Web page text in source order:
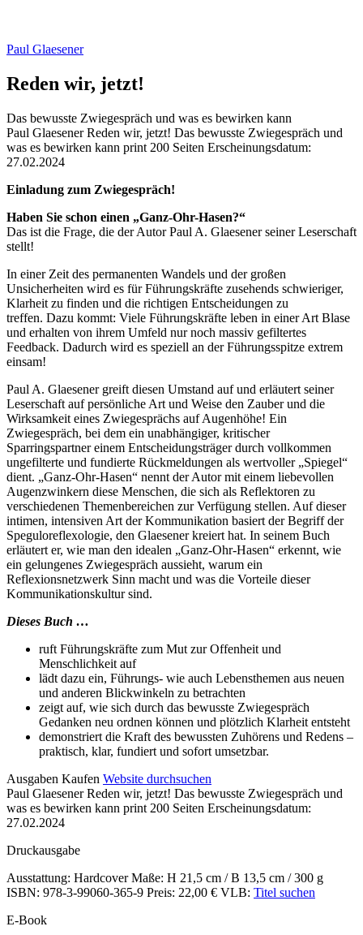
Paul Glaesener
Reden wir, jetzt!
Das bewusste Zwiegespräch und was es bewirken kann
Beschreibung
Paul Glaesener Reden wir, jetzt! Das bewusste Zwiegespräch und
was es bewirken kann print 200 Seiten Erscheinungsdatum:
27.02.2024
Beschreibung
Einladung zum Zwiegespräch!
Haben Sie schon einen „Ganz-Ohr-Hasen?“
Das ist die Frage, die der Autor Paul A. Glaesener seiner Leserschaft
stellt!
In einer Zeit des permanenten Wandels und der großen
Unsicherheiten wird es für Führungskräfte zusehends schwieriger,
Klarheit zu finden und die richtigen Entscheidungen zu
treffen. Dazu kommt: Viele Führungskräfte leben in einer Art Blase
und erhalten von ihrem Umfeld nur noch massiv gefiltertes
Feedback. Dadurch wird es speziell an der Führungsspitze extrem
einsam!
Paul A. Glaesener greift diesen Umstand auf und erläutert seiner
Leserschaft auf persönliche Art und Weise den Zauber und die
Wirksamkeit eines Zwiegesprächs auf Augenhöhe! Ein
Zwiegespräch, bei dem ein unabhängiger, kritischer
Sparringspartner einem Entscheidungsträger durch vollkommen
ungefilterte und fundierte Rückmeldungen als wertvoller „Spiegel“
dient. „Ganz-Ohr-Hasen“ nennt der Autor mit einem liebevollen
Augenzwinkern diese Menschen, die sich als Reflektoren zu
verschiedenen Themenbereichen zur Verfügung stellen. Auf dieser
intimen, intensiven Art der Kommunikation basiert der Begriff der
Speguloreflexologie, den Glaesener kreiert hat. In seinem Buch
erläutert er, wie man den idealen „Ganz-Ohr-Hasen“ erkennt, wie
ein gelungenes Zwiegespräch aussieht, warum ein
Reflexionsnetzwerk Sinn macht und was die Vorteile dieser
Kommunikationskultur sind.
Dieses Buch …
ruft Führungskräfte zum Mut zur Offenheit und
Menschlichkeit auf
lädt dazu ein, Führungs- wie auch Lebensthemen aus neuen
und anderen Blickwinkeln zu betrachten
zeigt auf, wie sich durch das bewusste Zwiegespräch
Gedanken neu ordnen können und plötzlich Klarheit entsteht
demonstriert die Kraft des bewussten Zuhörens und Redens –
praktisch, klar, fundiert und sofort umsetzbar.
Details
und
Inhalte
Ausgaben Kaufen Website durchsuchen
Paul Glaesener Reden wir, jetzt! Das bewusste Zwiegespräch und
was es bewirken kann print 200 Seiten Erscheinungsdatum:
27.02.2024
Druckausgabe
Ausstattung: Hardcover Maße: H 21,5 cm / B 13,5 cm / 300 g
ISBN: 978-3-99060-365-9 Preis: 22,00 € VLB: Titel suchen
E-Book